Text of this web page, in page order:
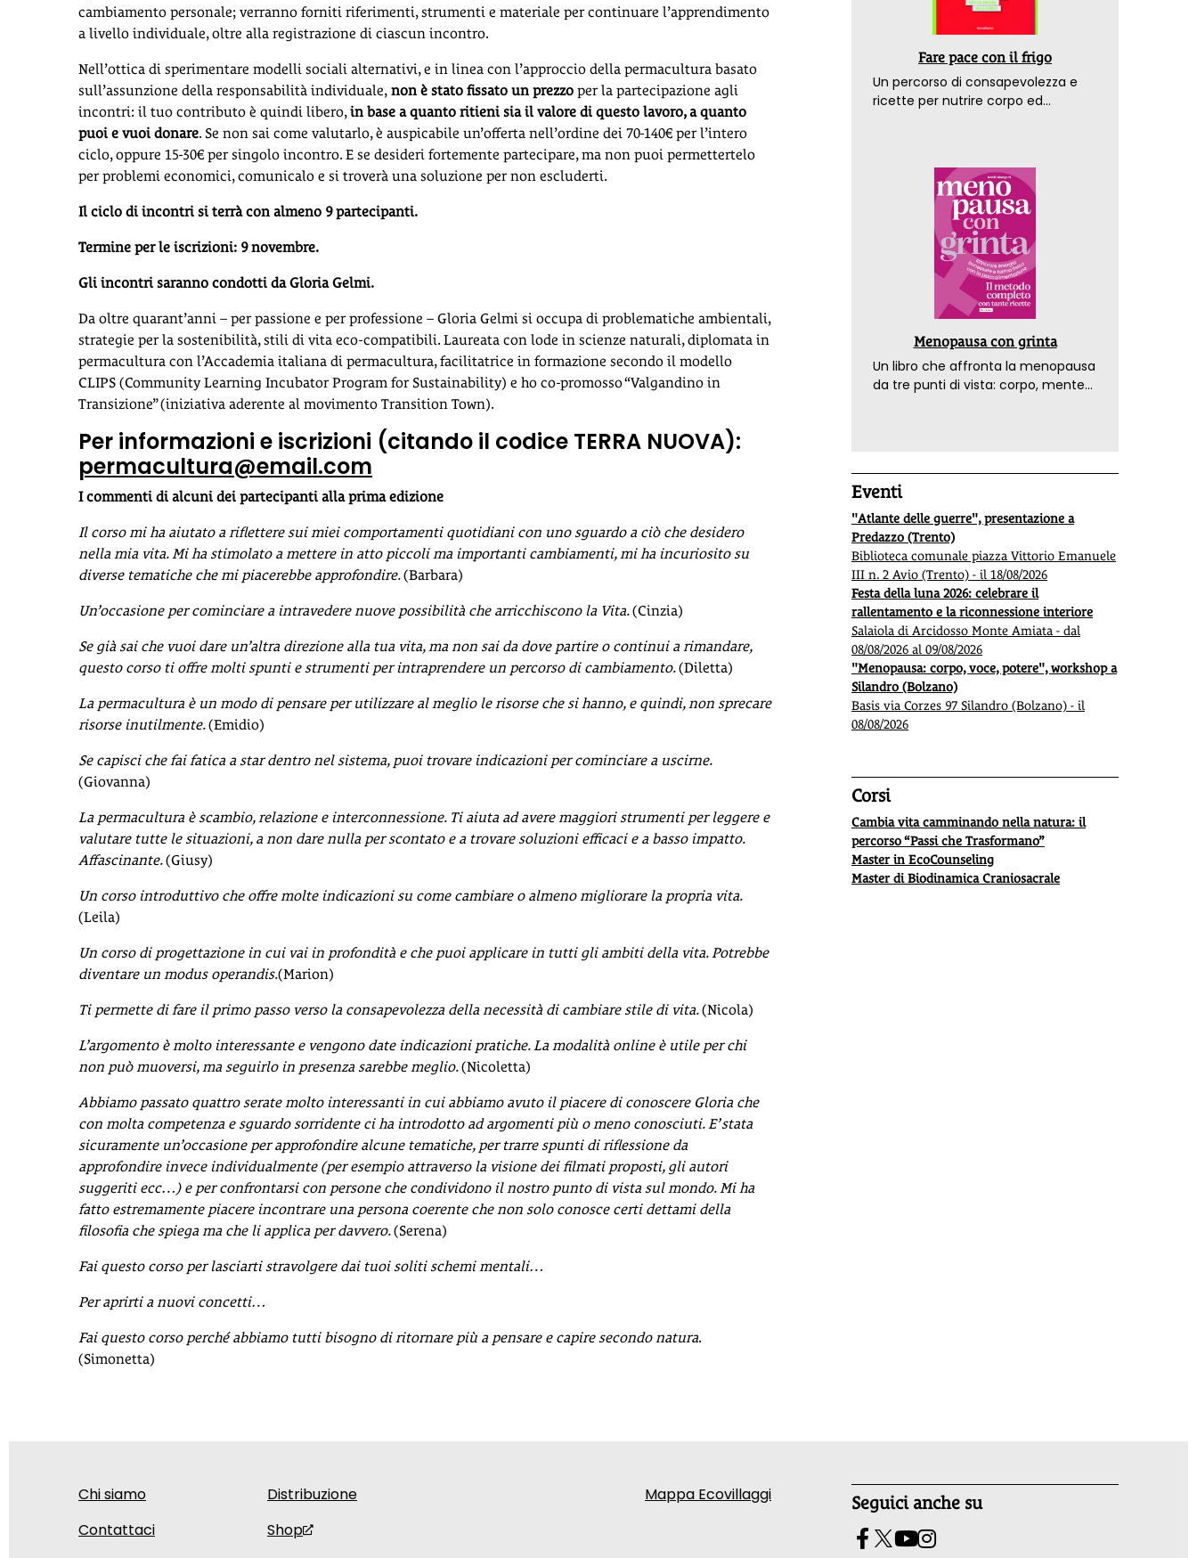
cambiamento personale; verranno forniti riferimenti, strumenti e materiale per continuare l’apprendimento
a livello individuale, oltre alla registrazione di ciascun incontro.
Nell’ottica di sperimentare modelli sociali alternativi, e in linea con l’approccio della permacultura basato
sull’assunzione della responsabilità individuale, non è stato fissato un prezzo per la partecipazione agli
incontri: il tuo contributo è quindi libero,in base a quanto ritieni sia il valore di questo lavoro, a quanto
puoi e vuoi donare. Se non sai come valutarlo, è auspicabile un’offerta nell’ordine dei 70-140€ per l’intero
ciclo, oppure 15-30€ per singolo incontro. E se desideri fortemente partecipare, ma non puoi permettertelo
per problemi economici, comunicalo e si troverà una soluzione per non escluderti.
Il ciclo di incontri si terrà con almeno 9 partecipanti.
Termine per le iscrizioni: 9 novembre.
Gli incontri saranno condotti da Gloria Gelmi.
Da oltre quarant’anni – per passione e per professione – Gloria Gelmi si occupa di problematiche ambientali,
strategie per la sostenibilità, stili di vita eco-compatibili. Laureata con lode in scienze naturali, diplomata in
permacultura con l’Accademia italiana di permacultura, facilitatrice in formazione secondo il modello
CLIPS (Community Learning Incubator Program for Sustainability) e ho co-promosso “Valgandino in
Transizione” (iniziativa aderente al movimento Transition Town).
Per informazioni e iscrizioni (citando il codice TERRA NUOVA):
permacultura@email.com
I commenti di alcuni dei partecipanti alla prima edizione
Il corso mi ha aiutato a riflettere sui miei comportamenti quotidiani con uno sguardo a ciò che desidero
nella mia vita. Mi ha stimolato a mettere in atto piccoli ma importanti cambiamenti, mi ha incuriosito su
diverse tematiche che mi piacerebbe approfondire.(Barbara)
Un’occasione per cominciare a intravedere nuove possibilità che arricchiscono la Vita.(Cinzia)
Se già sai che vuoi dare un’altra direzione alla tua vita, ma non sai da dove partire o continui a rimandare,
questo corso ti offre molti spunti e strumenti per intraprendere un percorso di cambiamento.(Diletta)
La permacultura è un modo di pensare per utilizzare al meglio le risorse che si hanno, e quindi, non sprecare
risorse inutilmente.(Emidio)
Se capisci che fai fatica a star dentro nel sistema, puoi trovare indicazioni per cominciare a uscirne.
(Giovanna)
La permacultura è scambio, relazione e interconnessione. Ti aiuta ad avere maggiori strumenti per leggere e
valutare tutte le situazioni, a non dare nulla per scontato e a trovare soluzioni efficaci e a basso impatto.
Affascinante.(Giusy)
Un corso introduttivo che offre molte indicazioni su come cambiare o almeno migliorare la propria vita.
(Leila)
Un corso di progettazione in cui vai in profondità e che puoi applicare in tutti gli ambiti della vita. Potrebbe
diventare un modus operandis.(Marion)
Ti permette di fare il primo passo verso la consapevolezza della necessità di cambiare stile di vita.(Nicola)
L’argomento è molto interessante e vengono date indicazioni pratiche. La modalità online è utile per chi
non può muoversi, ma seguirlo in presenza sarebbe meglio.(Nicoletta)
Abbiamo passato quattro serate molto interessanti in cui abbiamo avuto il piacere di conoscere Gloria che
con molta competenza e sguardo sorridente ci ha introdotto ad argomenti più o meno conosciuti. E’ stata
sicuramente un’occasione per approfondire alcune tematiche, per trarre spunti di riflessione da
approfondire invece individualmente (per esempio attraverso la visione dei filmati proposti, gli autori
suggeriti ecc…) e per confrontarsi con persone che condividono il nostro punto di vista sul mondo. Mi ha
fatto estremamente piacere incontrare una persona coerente che non solo conosce certi dettami della
filosofia che spiega ma che li applica per davvero.(Serena)
Fai questo corso per lasciarti stravolgere dai tuoi soliti schemi mentali…
Per aprirti a nuovi concetti…
Fai questo corso perché abbiamo tutti bisogno di ritornare più a pensare e capire secondo natura.
(Simonetta)
Fare pace con il frigo
Un percorso di consapevolezza e
ricette per nutrire corpo ed
Menopausa con grinta
Un libro che affronta la menopausa
da tre punti di vista: corpo, mente
Eventi
"Atlante delle guerre", presentazione a
Predazzo (Trento)
Biblioteca comunale piazza Vittorio Emanuele
III n. 2 Avio (Trento) - il 18/08/2026
Festa della luna 2026: celebrare il
rallentamento e la riconnessione interiore
Salaiola di Arcidosso Monte Amiata - dal
08/08/2026 al 09/08/2026
"Menopausa: corpo, voce, potere", workshop a
Silandro (Bolzano)
Basis via Corzes 97 Silandro (Bolzano) - il
08/08/2026
Corsi
Cambia vita camminando nella natura: il
percorso “Passi che Trasformano”
Master in EcoCounseling
Master di Biodinamica Craniosacrale
Chi siamo
Contattaci
Distribuzione
Shop
Mappa Ecovillaggi Seguici anche su